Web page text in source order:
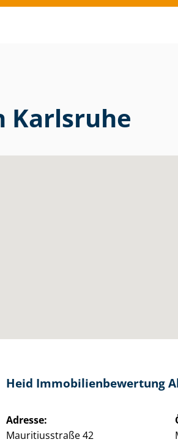
Karlsruhe
Heid Im­mo­bi­li­en­be­wer­tung
Adresse:
Mauritiusstraße 42